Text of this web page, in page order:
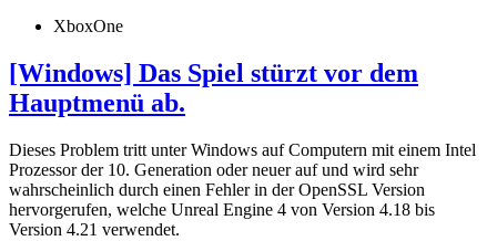
XboxOne
[Windows] Das Spiel stürzt vor dem
Hauptmenü ab.
Dieses Problem tritt unter Windows auf Computern mit einem Intel
Prozessor der 10. Generation oder neuer auf und wird sehr
wahrscheinlich durch einen Fehler in der OpenSSL Version
hervorgerufen, welche Unreal Engine 4 von Version 4.18 bis
Version 4.21 verwendet.